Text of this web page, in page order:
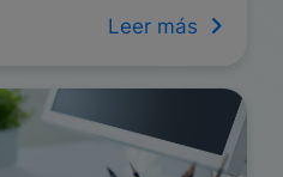
Leer más